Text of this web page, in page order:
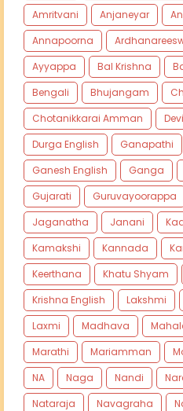
Amritvani
Anjaneyar
Annapoorna
Ayyappa
Bal Krishna
Bengali
Bhujangam
Chotanikkarai Amman
Devi
Durga English
Ganapathi
Ganesh English
Ganga
Gujarati
Guruvayoorappa
Jaganatha
Janani
Kamakshi
Kannada
Keerthana
Khatu Shyam
Krishna English
Lakshmi
Laxmi
Madhava
Marathi
Mariamman
NA
Naga Nandi
Nataraja
Navagraha